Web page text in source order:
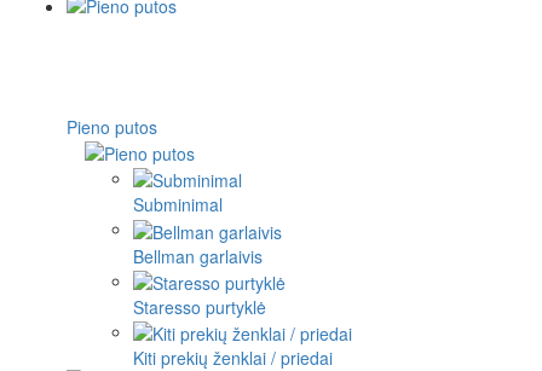
Pieno putos
Subminimal
Bellman garlaivis
Staresso purtyklė
Kiti prekių ženklai / priedai